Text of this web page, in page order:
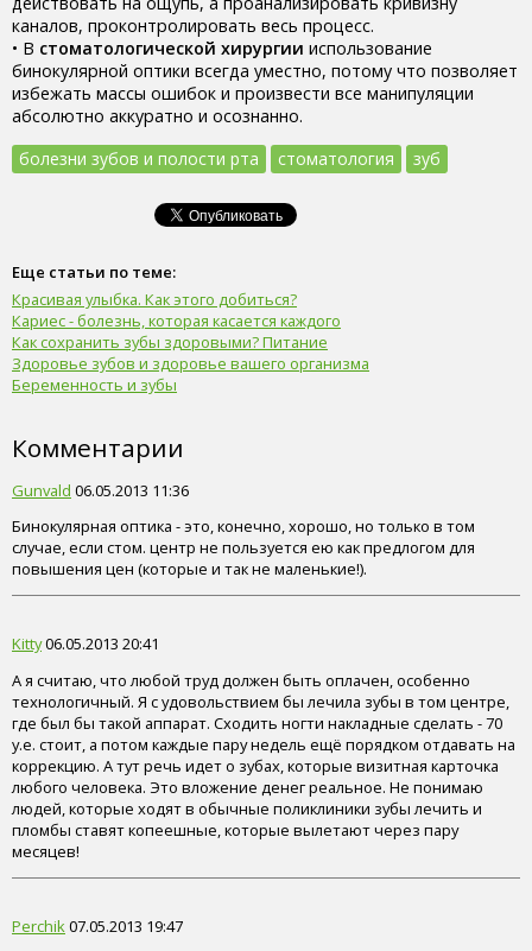
каналов, проконтролировать весь процесс.
• В стоматологической хирургии использование
бинокулярной оптики всегда уместно, потому что позволяет
избежать массы ошибок и произвести все манипуляции
абсолютно аккуратно и осознанно.
болезни зубов и полости рта
стоматология зуб
Еще статьи по теме:
Красивая улыбка. Как этого добиться?
Кариес - болезнь, которая касается каждого
Как сохранить зубы здоровыми? Питание
Здоровье зубов и здоровье вашего организма
Беременность и зубы
Комментарии
Gunvald 06.05.2013 11:36
Бинокулярная оптика - это, конечно, хорошо, но только в том
случае, если стом. центр не пользуется ею как предлогом для
повышения цен (которые и так не маленькие!).
Kitty06.05.2013 20:41
А я считаю, что любой труд должен быть оплачен, особенно
технологичный. Я с удовольствием бы лечила зубы в том центре,
где был бы такой аппарат. Сходить ногти накладные сделать - 70
у.е. стоит, а потом каждые пару недель ещё порядком отдавать на
коррекцию. А тут речь идет о зубах, которые визитная карточка
любого человека. Это вложение денег реальное. Не понимаю
людей, которые ходят в обычные поликлиники зубы лечить и
пломбы ставят копеешные, которые вылетают через пару
месяцев!
Perchik07.05.2013 19:47